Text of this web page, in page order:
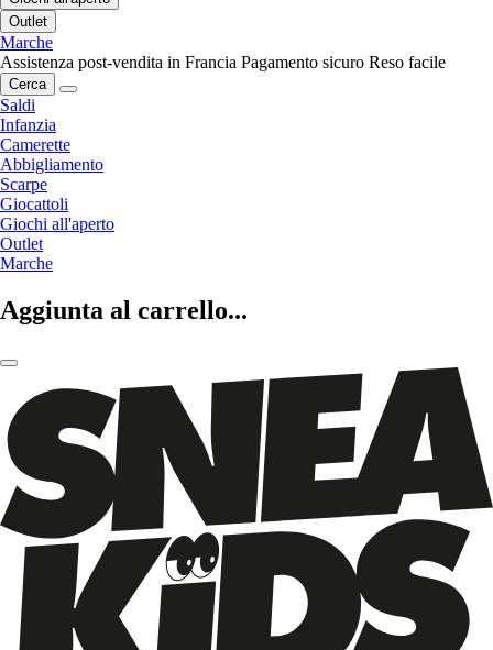
Outlet
Marche
Assistenza post-vendita in Francia Pagamento sicuro Reso facile
Cerca
Saldi
Infanzia
Camerette
Abbigliamento
Scarpe
Giocattoli
Giochi all'aperto
Outlet
Marche
Aggiunta al carrello...